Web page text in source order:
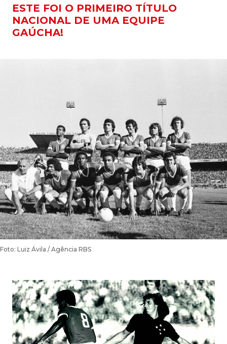
ESTE FOI O PRIMEIRO TÍTULO
NACIONAL DE UMA EQUIPE
GAÚCHA!
Foto: Luiz Ávila / Agência RBS